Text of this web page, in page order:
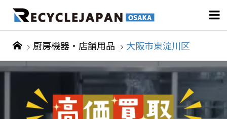

厨房機器・店舗用品 大阪市東淀川区